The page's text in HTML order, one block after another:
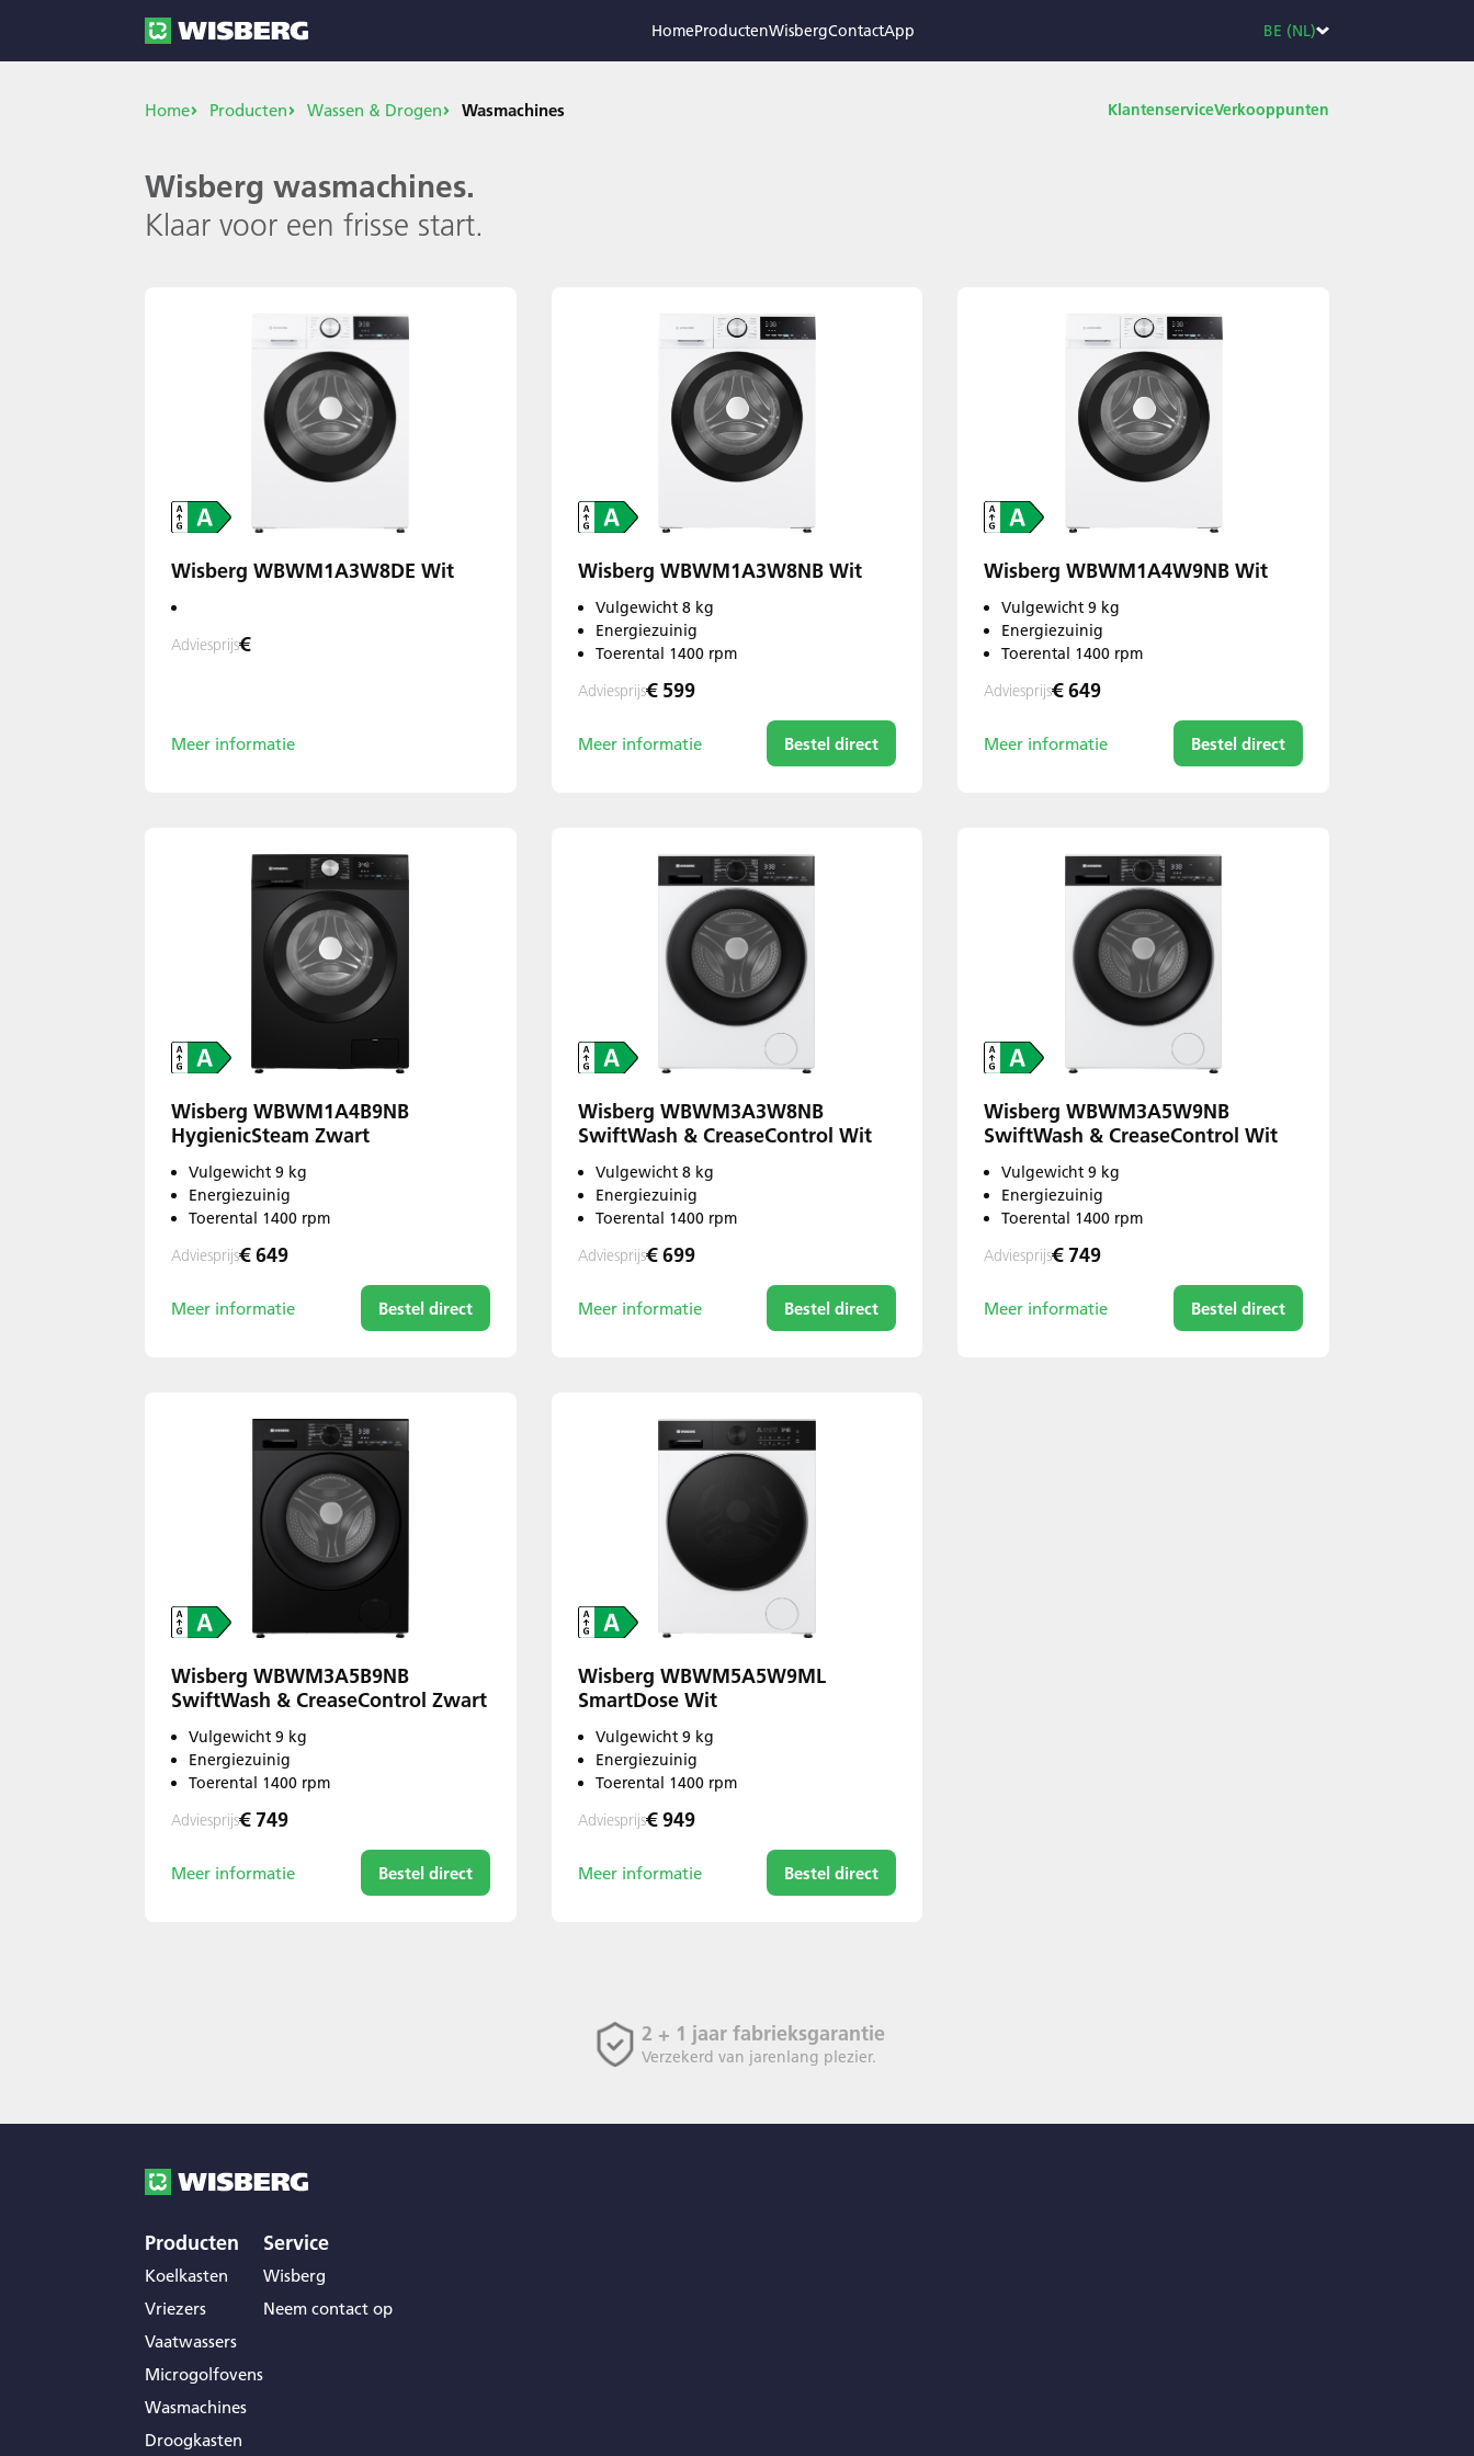
HomeProductenWisbergContactApp BE (NL)
Home Producten Wassen & Drogen Wasmachines KlantenserviceVerkooppunten
Wisberg wasmachines.
Klaar voor een frisse start.
Wisberg WBWM1A3W8DE Wit
Adviesprijs€
Meer informatie
Wisberg WBWM1A3W8NB Wit
Vulgewicht 8 kg
Energiezuinig
Toerental 1400 rpm
Adviesprijs€ 599
Meer informatie Bestel direct
Wisberg WBWM1A4W9NB Wit
Vulgewicht 9 kg
Energiezuinig
Toerental 1400 rpm
Adviesprijs€ 649
Meer informatie Bestel direct
Wisberg WBWM1A4B9NB
HygienicSteam Zwart
Vulgewicht 9 kg
Energiezuinig
Toerental 1400 rpm
Adviesprijs€ 649
Meer informatie Bestel direct
Wisberg WBWM3A3W8NB
SwiftWash & CreaseControl Wit
Vulgewicht 8 kg
Energiezuinig
Toerental 1400 rpm
Adviesprijs€ 699
Meer informatie Bestel direct
Wisberg WBWM3A5W9NB
SwiftWash & CreaseControl Wit
Vulgewicht 9 kg
Energiezuinig
Toerental 1400 rpm
Adviesprijs€ 749
Meer informatie Bestel direct
Wisberg WBWM3A5B9NB
SwiftWash & CreaseControl Zwart
Vulgewicht 9 kg
Energiezuinig
Toerental 1400 rpm
Adviesprijs€ 749
Meer informatie Bestel direct
Wisberg WBWM5A5W9ML
SmartDose Wit
Vulgewicht 9 kg
Energiezuinig
Toerental 1400 rpm
Adviesprijs€ 949
Meer informatie Bestel direct
2 + 1 jaar fabrieksgarantie
Verzekerd van jarenlang plezier.
Producten
Koelkasten
Vriezers
Vaatwassers
Microgolfovens
Wasmachines
Droogkasten
Service
Wisberg
Neem contact op